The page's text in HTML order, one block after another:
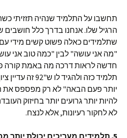
הרגיל שלו. אנחנו בדרך כלל
שתלמידים כאלה פשוט קשים מידי
"מה אני עושה" לבין "כמה טוב אני
חדשה לראות דרכה מה באמת קורה
תלמיד כזה ולהגיד
יותר פעם הבאה" לא רק מפספס את
להיות יותר גרועים יותר בחיזוק
לא לחקור רעיונות, אלא לנצח.
5. תלמידים מעריכים יכולת יותר